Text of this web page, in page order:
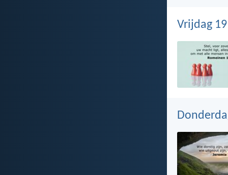
Vrijdag